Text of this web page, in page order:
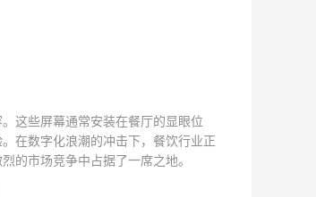
这些屏幕通常安装在餐厅的显眼位
在数字化浪潮的冲击下，餐饮行业正
的市场竞争中占据了一席之地。